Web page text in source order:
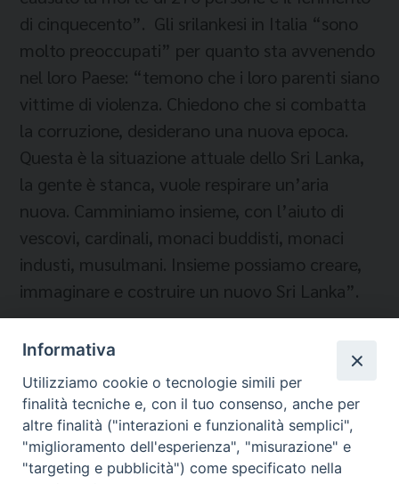
di cinquecento”. Gli srilankesi in Italia “sono
molto preoccupati” per quanto sta avvenendo
nel loro Paese: “temono che i loro parenti siano
vittime di violenza. Chiedono che si combatta
la corruzione, desiderano una nuova epoca.
Questa è la situazione attuale dello Sri Lanka,
la gente è stanca, vuole respirare un’aria
nuova. Camminiamo insieme, con l’aiuto di
vescovi, cardinali, monaci buddisti, monaci
industi, musulmani. Insieme possiamo creare,
immaginare e costruire un nuovo Sri Lanka”.
Temi:
SRILANKESI IN ITALIA
Informativa
Utilizziamo cookie o tecnologie simili per
finalità tecniche e, con il tuo consenso, anche per
altre finalità ("interazioni e funzionalità semplici",
"miglioramento dell'esperienza", "misurazione" e
"targeting e pubblicità") come specificato nella